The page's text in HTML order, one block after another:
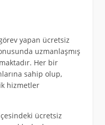
yapan ücretsiz
uzmanlaşmış
Her bir
sahip olup,
hizmetler
ücretsiz